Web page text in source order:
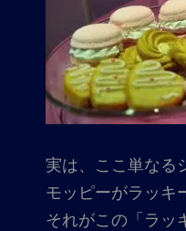
実は、ここ単なる
モッピーがラッキ
それがこの「ラッ